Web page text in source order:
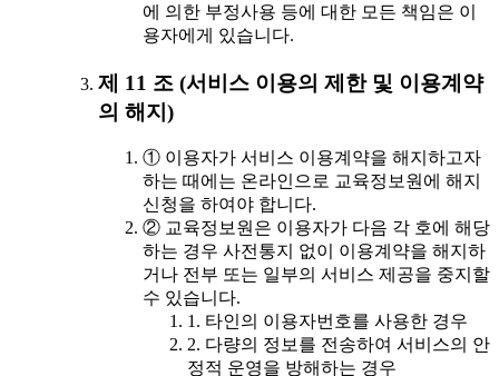
에 의한 부정사용 등에 대한 모든 책임은 이
용자에게 있습니다.
제 11 조 (서비스 이용의 제한 및 이용계약
의 해지)
① 이용자가 서비스 이용계약을 해지하고자
하는 때에는 온라인으로 교육정보원에 해지
신청을 하여야 합니다.
② 교육정보원은 이용자가 다음 각 호에 해당
하는 경우 사전통지 없이 이용계약을 해지하
거나 전부 또는 일부의 서비스 제공을 중지할
수 있습니다.
1. 타인의 이용자번호를 사용한 경우
2. 다량의 정보를 전송하여 서비스의 안
정적 운영을 방해하는 경우